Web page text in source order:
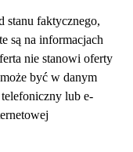
stanu faktycznego,
są na informacjach
nie stanowi oferty
być w danym
lub e-